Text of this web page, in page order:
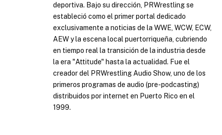
deportiva. Bajo su dirección, PRWrestling se
estableció como el primer portal dedicado
exclusivamente a noticias de la WWE, WCW, ECW,
AEW y la escena local puertorriqueña, cubriendo
en tiempo real la transición de la industria desde
la era "Attitude" hasta la actualidad. Fue el
creador del PRWrestling Audio Show, uno de los
primeros programas de audio (pre-podcasting)
distribuidos por internet en Puerto Rico en el
1999.